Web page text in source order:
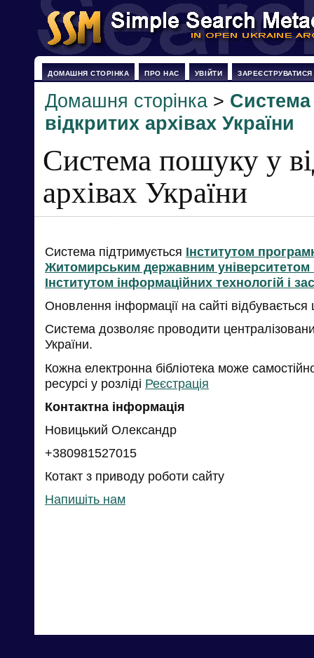
ДОМАШНЯ СТОРІНКА ПРО НАС УВІЙТИ ЗАРЕЄСТРУВАТИСЯ
Домашня сторінка >
відкритих архівах України
Система пошуку у
архівах України
Система підтримується Інститутом
Житомирським державним університетом
Інститутом інформаційних технологій і
Оновлення інформації на сайті
Система дозволяє проводити
України.
Кожна електронна бібліотека може
ресурсі у розліді Реєстрація
Контактна інформація
Новицький Олександр
+380981527015
Котакт з приводу роботи сайту
Напишіть нам